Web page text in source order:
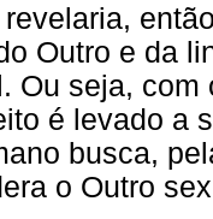
Outro e da
Ou seja,
é levado a
busca,
o Outro